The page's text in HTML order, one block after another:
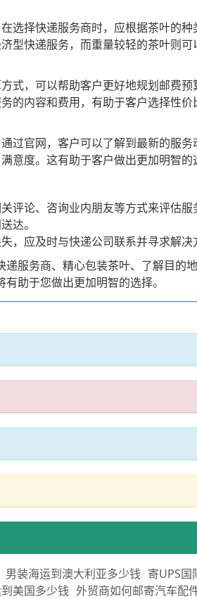
择快递服务商时，应根据茶叶的种
快递服务，而重量较轻的茶叶则可
式，可以帮助客户更好地规划邮费预
内容和费用，有助于客户选择性价
官网，客户可以了解到最新的服务
意度。这有助于客户做出更加明智的
论、咨询业内朋友等方式来评估服
达。
，应及时与快递公司联系并寻求解决
服务商、精心包装茶叶、了解目的
助于您做出更加明智的选择。
男装海运到澳大利亚多少钱 寄UPS国
美国多少钱 外贸商如何邮寄汽车配